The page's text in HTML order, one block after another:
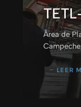
Área de
LEER